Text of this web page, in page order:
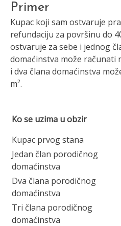
Primer
Kupac koji sam ostvaruje
refundaciju za površinu do
ostvaruje za sebe i jednog
domaćinstva može računati
i dva člana domaćinstva
m².
Ko se uzima u obzir
Kupac prvog stana
Jedan član porodičnog
domaćinstva
Dva člana porodičnog
domaćinstva
Tri člana porodičnog
domaćinstva